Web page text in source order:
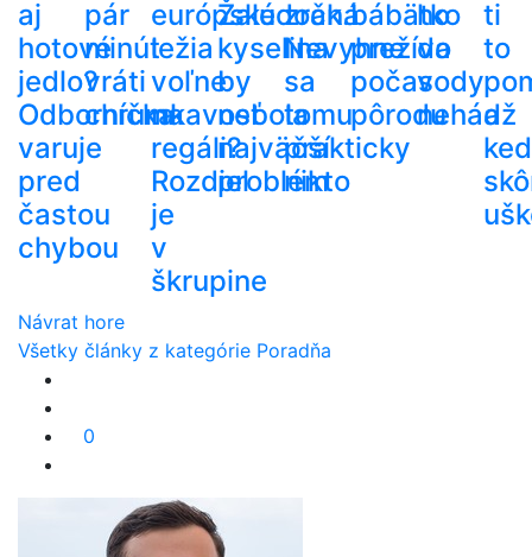
aj
hotové
jedlo?
Odborníčka
varuje
pred
častou
chybou
pár
minút
vráti
chrumkavosť
európske
ležia
voľne
na
regáli?
Rozdiel
je
v
škrupine
Žalúdočná
kyselina
by
nebola
najväčší
problém
zrak.
Nevyhne
sa
tomu
prakticky
nikto
bábätko
prežíva
počas
pôrodu
ho
do
vody
nehádž
ti
to
a
Návrat hore
Všetky články z kategórie Poradňa
0